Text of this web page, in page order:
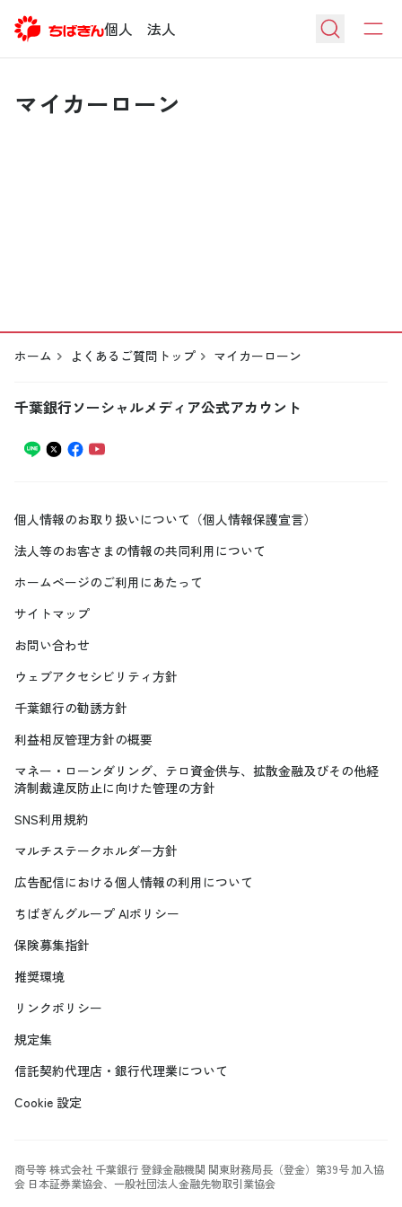
個人 法人
マイカーローン
ホーム よくあるご質問トップ マイカーローン
千葉銀行ソーシャルメディア公式アカウント
個人情報のお取り扱いについて（個人情報保護宣言）
法人等のお客さまの情報の共同利用について
ホームページのご利用にあたって
サイトマップ
お問い合わせ
ウェブアクセシビリティ方針
千葉銀行の勧誘方針
利益相反管理方針の概要
マネー・ローンダリング、テロ資金供与、拡散金融及びその他経
済制裁違反防止に向けた管理の方針
SNS利用規約
マルチステークホルダー方針
広告配信における個人情報の利用について
ちばぎんグループ AIポリシー
保険募集指針
推奨環境
リンクポリシー
規定集
信託契約代理店・銀行代理業について
Cookie 設定
商号等 株式会社 千葉銀行 登録金融機関 関東財務局長（登金）第39号 加入協
会 日本証券業協会、一般社団法人金融先物取引業協会